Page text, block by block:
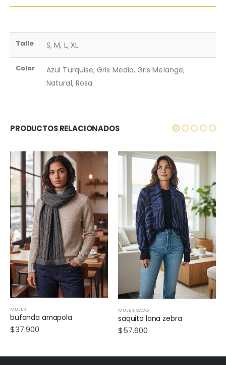
Talle S, M, L, XL
Color
Azul Turquise, Gris Medio, Gris Melange,
Natural, Rosa
PRODUCTOS RELACIONADOS
MUJER
bufanda amapola
$37.900
MUJER,SACO
saquito lana zebra
$57.600